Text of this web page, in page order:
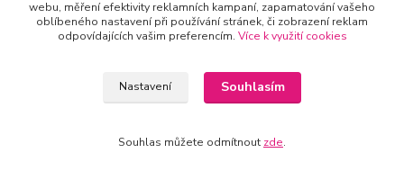
nitka@nitka.cz
webu, měření efektivity reklamních kampaní, zapamatování vašeho
oblíbeného nastavení při používání stránek, či zobrazení reklam
odpovídajících vašim preferencím. Více k využití cookies
Nastavení Souhlasím
Souhlas můžete odmítnout zde.